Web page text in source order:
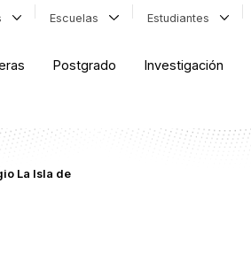
Escuelas Estudiantes
Postgrado Investigación
La Isla de